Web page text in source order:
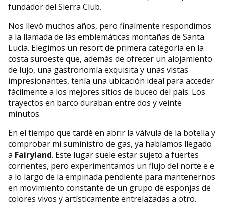
fundador del Sierra Club.
Nos llevó muchos años, pero finalmente respondimos
a la llamada de las emblemáticas montañas de Santa
Lucía. Elegimos un resort de primera categoría en la
costa suroeste que, además de ofrecer un alojamiento
de lujo, una gastronomía exquisita y unas vistas
impresionantes, tenía una ubicación ideal para acceder
fácilmente a los mejores sitios de buceo del país. Los
trayectos en barco duraban entre dos y veinte
minutos.
En el tiempo que tardé en abrir la válvula de la botella y
comprobar mi suministro de gas, ya habíamos llegado
a Fairyland. Este lugar suele estar sujeto a fuertes
corrientes, pero experimentamos un flujo del norte e e
a lo largo de la empinada pendiente para mantenernos
en movimiento constante de un grupo de esponjas de
colores vivos y artísticamente entrelazadas a otro.